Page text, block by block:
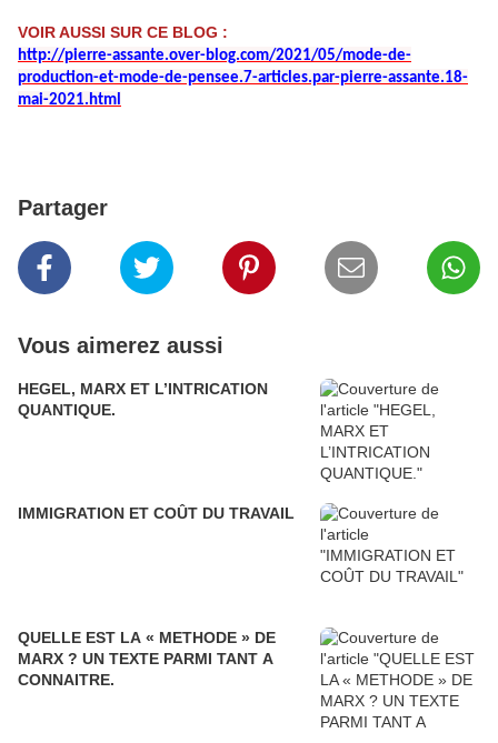
VOIR AUSSI SUR CE BLOG :
http://pierre-assante.over-blog.com/2021/05/mode-de-
production-et-mode-de-pensee.7-articles.par-pierre-assante.18-
mai-2021.html
Partager
Vous aimerez aussi
HEGEL, MARX ET L’INTRICATION
QUANTIQUE.
IMMIGRATION ET COÛT DU TRAVAIL
QUELLE EST LA « METHODE » DE
MARX ? UN TEXTE PARMI TANT A
CONNAITRE.